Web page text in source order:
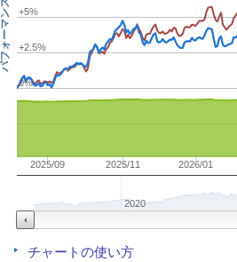
パフォーマンス
2025/09 2025/11 2026/01
2020
0%
+2.5%
+5%
チャートの使い方